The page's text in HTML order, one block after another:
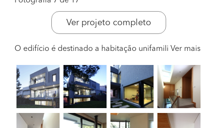
Ver projeto completo
O edifício é destinado a habitação unifamili Ver mais